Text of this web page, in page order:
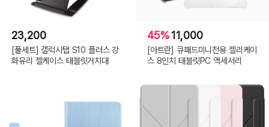
23,200
[풀세트] 갤럭시탭 S10 플러스 강
화유리 젤케이스 태블릿거치대
45%11,000
[아트란] 큐패드미니전용 젤리케이
스 8인치 태블릿PC 액세서리